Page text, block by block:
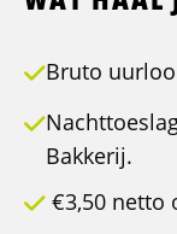
Bruto
Bakkerij.
€3,50 netto